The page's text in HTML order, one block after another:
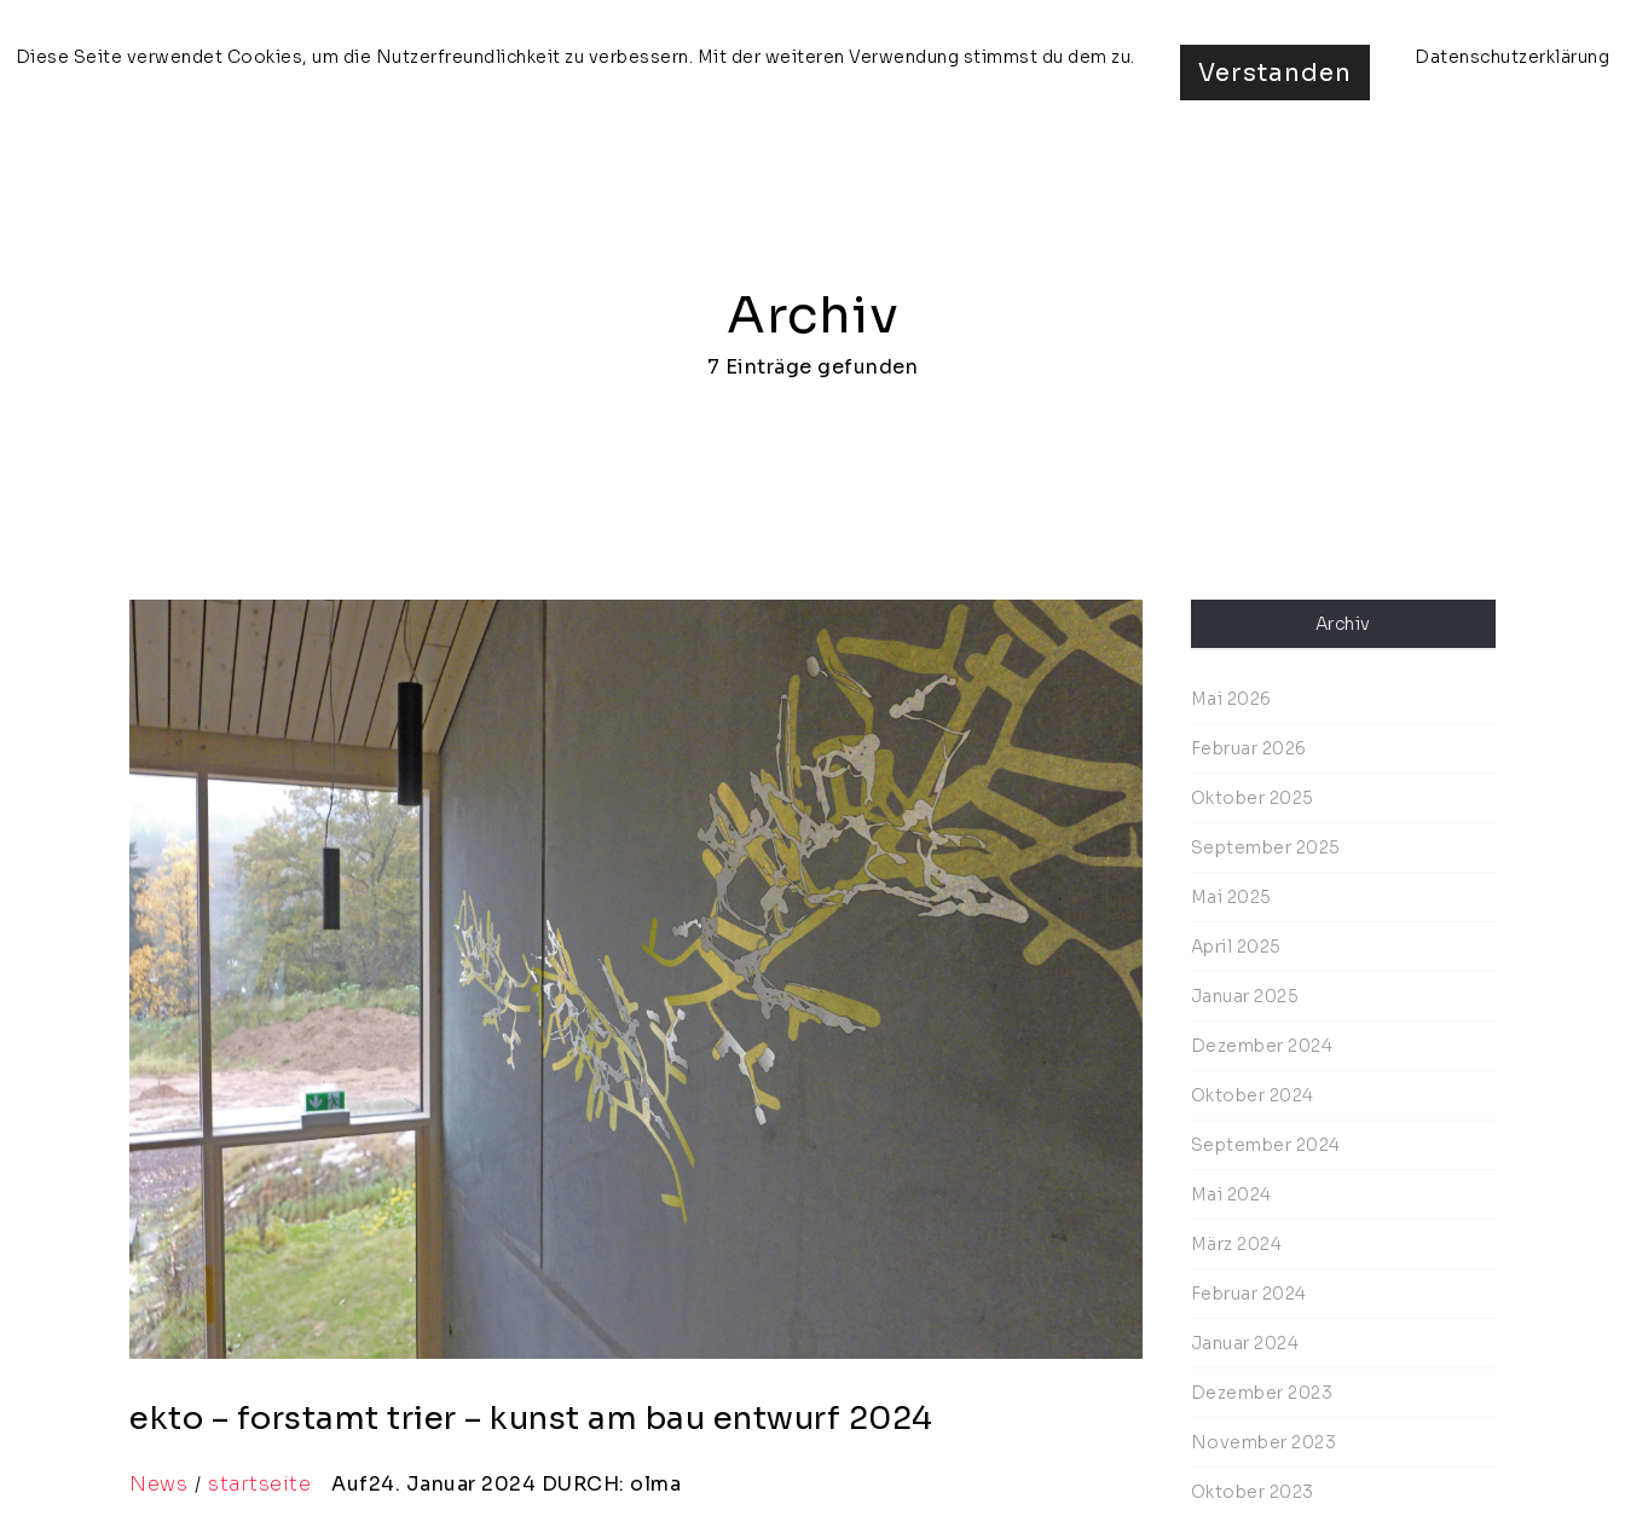
ausstellungen presse
Archiv
7 Einträge gefunden
ekto – forstamt trier – kunst am bau entwurf 2024
News startseite Auf24. Januar 2024 DURCH: olma
Archiv
Mai 2026
Februar 2026
Oktober 2025
September 2025
Mai 2025
April 2025
Januar 2025
Dezember 2024
Oktober 2024
September 2024
Mai 2024
März 2024
Februar 2024
Januar 2024
Dezember 2023
November 2023
Oktober 2023
Diese Seite verwendet Cookies, um die Nutzerfreundlichkeit zu verbessern. Mit der weiteren Verwendung stimmst du dem zu.
Verstanden
Datenschutzerklärung